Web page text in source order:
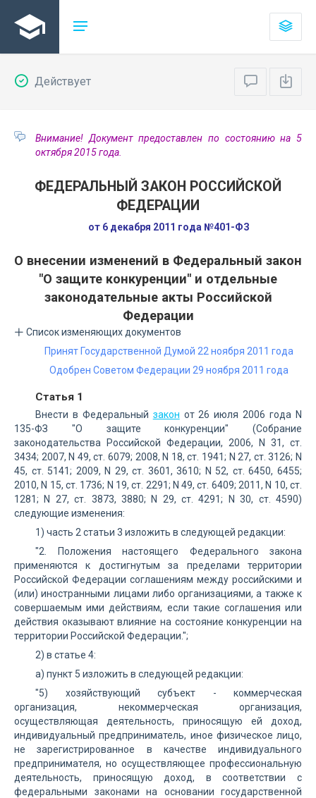
Действует
Внимание! Документ предоставлен по состоянию на 5
октября 2015 года.
ФЕДЕРАЛЬНЫЙ ЗАКОН РОССИЙСКОЙ
ФЕДЕРАЦИИ
от 6 декабря 2011 года №401-ФЗ
О внесении изменений в Федеральный закон
"О защите конкуренции" и отдельные
законодательные акты Российской
Федерации
Список изменяющих документов
Принят Государственной Думой 22 ноября 2011 года
Одобрен Советом Федерации 29 ноября 2011 года
Статья 1
Внести в Федеральный закон от 26 июля 2006 года N
135-ФЗ "О защите конкуренции" (Собрание
законодательства Российской Федерации, 2006, N 31, ст.
3434; 2007, N 49, ст. 6079; 2008, N 18, ст. 1941; N 27, ст. 3126; N
45, ст. 5141; 2009, N 29, ст. 3601, 3610; N 52, ст. 6450, 6455;
2010, N 15, ст. 1736; N 19, ст. 2291; N 49, ст. 6409; 2011, N 10, ст.
1281; N 27, ст. 3873, 3880; N 29, ст. 4291; N 30, ст. 4590)
следующие изменения:
1) часть 2 статьи 3 изложить в следующей редакции:
"2. Положения настоящего Федерального закона
применяются к достигнутым за пределами территории
Российской Федерации соглашениям между российскими и
(или) иностранными лицами либо организациями, а также к
совершаемым ими действиям, если такие соглашения или
действия оказывают влияние на состояние конкуренции на
территории Российской Федерации.";
2) в статье 4:
а) пункт 5 изложить в следующей редакции:
"5) хозяйствующий субъект - коммерческая
организация, некоммерческая организация,
осуществляющая деятельность, приносящую ей доход,
индивидуальный предприниматель, иное физическое лицо,
не зарегистрированное в качестве индивидуального
предпринимателя, но осуществляющее профессиональную
деятельность, приносящую доход, в соответствии с
федеральными законами на основании государственной